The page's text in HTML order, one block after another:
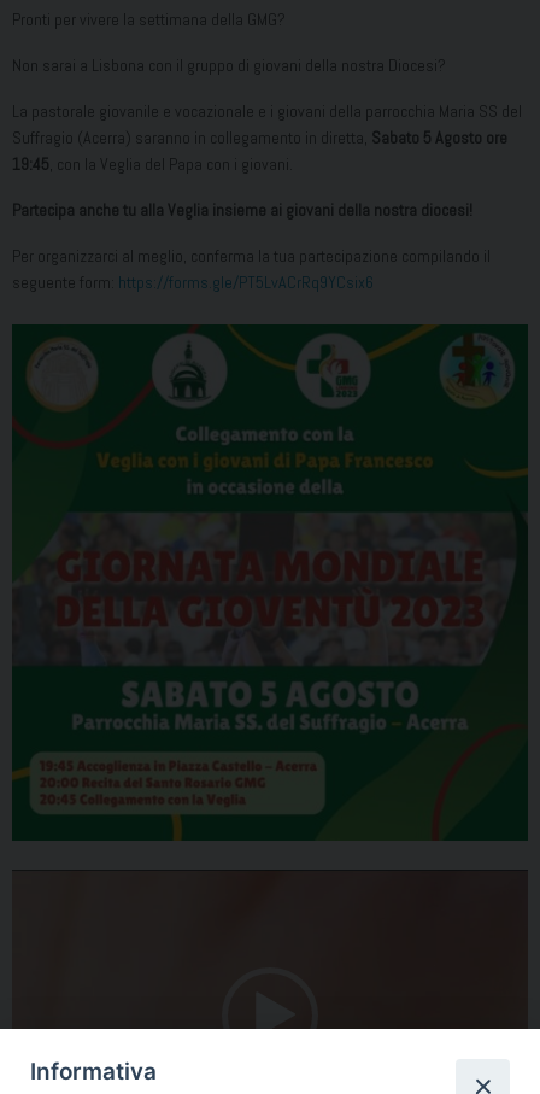
Pronti per vivere la settimana della GMG?
Non sarai a Lisbona con il gruppo di giovani della nostra Diocesi?
La pastorale giovanile e vocazionale e i giovani della parrocchia Maria SS del
Suffragio (Acerra) saranno in collegamento in diretta, Sabato 5 Agosto ore
19:45, con la Veglia del Papa con i giovani.
Partecipa anche tu alla Veglia insieme ai giovani della nostra diocesi!
Per organizzarci al meglio, conferma la tua partecipazione compilando il
seguente form: https://forms.gle/PT5LvACrRq9YCsix6
Informativa